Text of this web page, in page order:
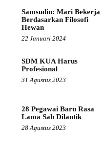
Samsudin: Mari Bekerja
Berdasarkan Filosofi
Hewan
22 Januari 2024
SDM KUA Harus
Profesional
31 Agustus 2023
28 Pegawai Baru Rasa
Lama Sah Dilantik
28 Agustus 2023